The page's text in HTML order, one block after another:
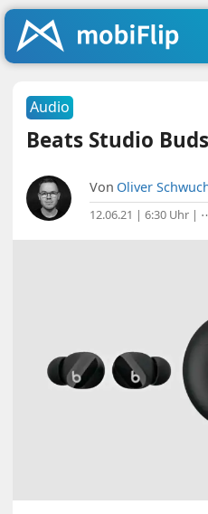
Audio
Beats Studio
Von Oliver
12.06.21 | 6:30 Uhr |